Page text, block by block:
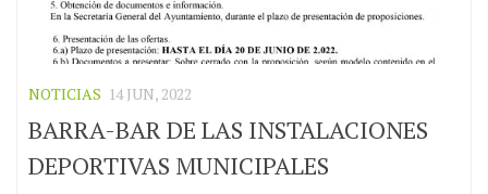
NOTICIAS 14 JUN, 2022
BARRA-BAR DE LAS INSTALACIONES
DEPORTIVAS MUNICIPALES